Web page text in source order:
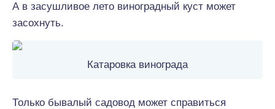
А в засушливое лето виноградный куст может
засохнуть.
Катаровка винограда
Только бывалый садовод может справиться